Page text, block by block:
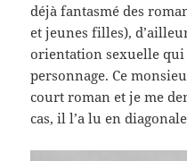
déjà fantasmé des
et jeunes filles),
orientation sexuelle
personnage. Ce
court roman et je me
cas, il l’a lu en